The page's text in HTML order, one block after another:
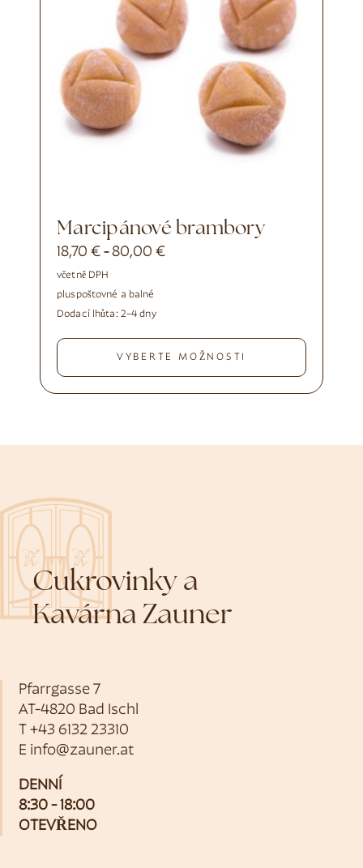
Marcipánové brambory
18,70€ -80,00€
včetně DPH
pluspoštovné a balné
Dodací lhůta: 2–4 dny
VYBERTE MOŽNOSTI
Cukrovinky a
Kavárna Zauner
Pfarrgasse 7
AT-4820 Bad Ischl
T +43 6132 23310
E info@zauner.at
DENNÍ
8:30 - 18:00
OTEVŘENO